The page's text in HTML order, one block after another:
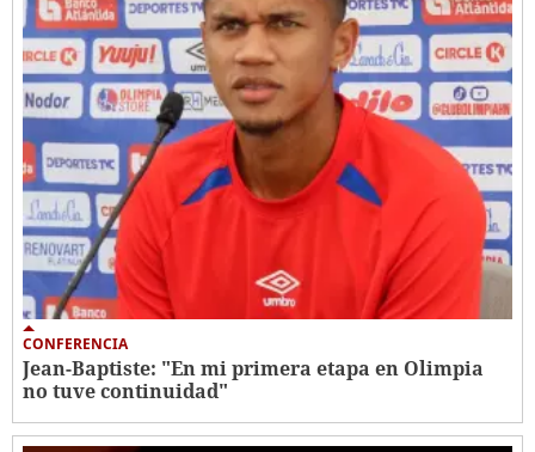
CONFERENCIA
Jean-Baptiste: "En mi primera etapa en Olimpia
no tuve continuidad"